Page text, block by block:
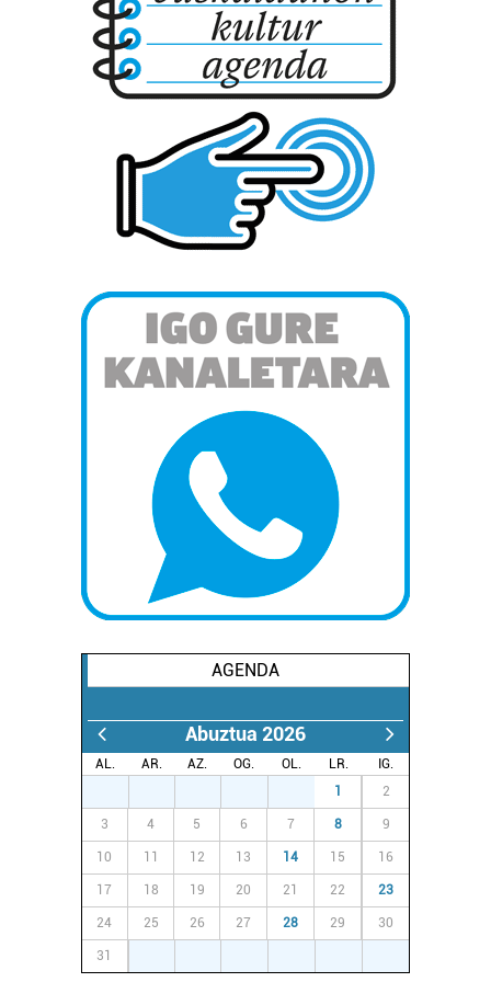
AGENDA
Abuztua 2026
AL. AR. AZ. OG. OL. LR.
IG.
1 2
3 4 5 6 7 8 9
10 11 12 13 14 15 16
17 18 19 20 21 22 23
24 25 26 27 28 29 30
31